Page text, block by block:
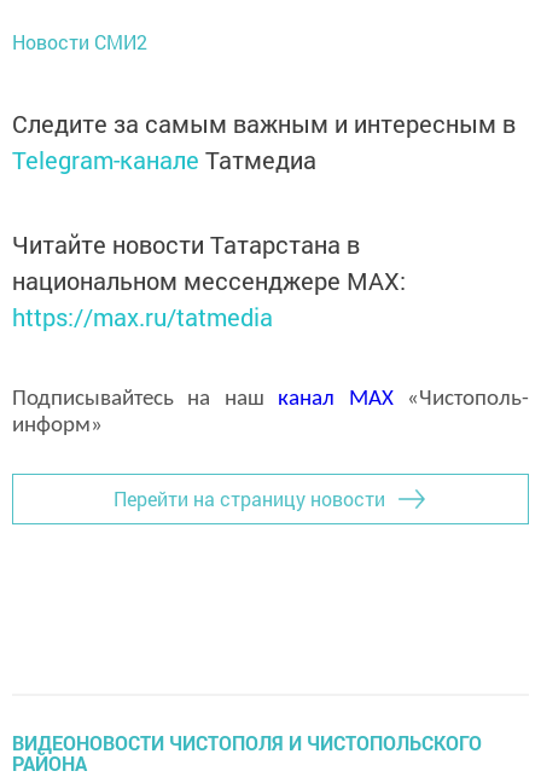
Новости СМИ2
Следите за самым важным и интересным в
Telegram-канале Татмедиа
Читайте новости Татарстана в
национальном мессенджере MАХ:
https://max.ru/tatmedia
Подписывайтесь на наш канал MAX«Чистополь-
информ»
Перейти на страницу новости
ВИДЕОНОВОСТИ ЧИСТОПОЛЯ И ЧИСТОПОЛЬСКОГО
РАЙОНА